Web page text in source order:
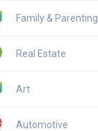
Family & Parenting
Real Estate
Art
Automotive